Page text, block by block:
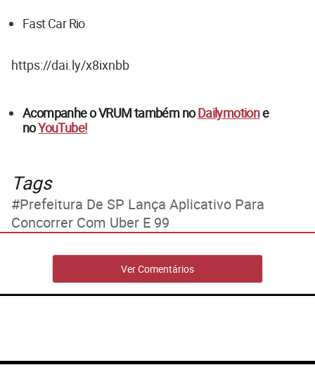
Fast Car Rio
https://dai.ly/x8ixnbb
Acompanhe o VRUM também noDailymotione
noYouTube!
Tags
Prefeitura De SP Lança Aplicativo Para
Concorrer Com Uber E 99
Ver Comentários